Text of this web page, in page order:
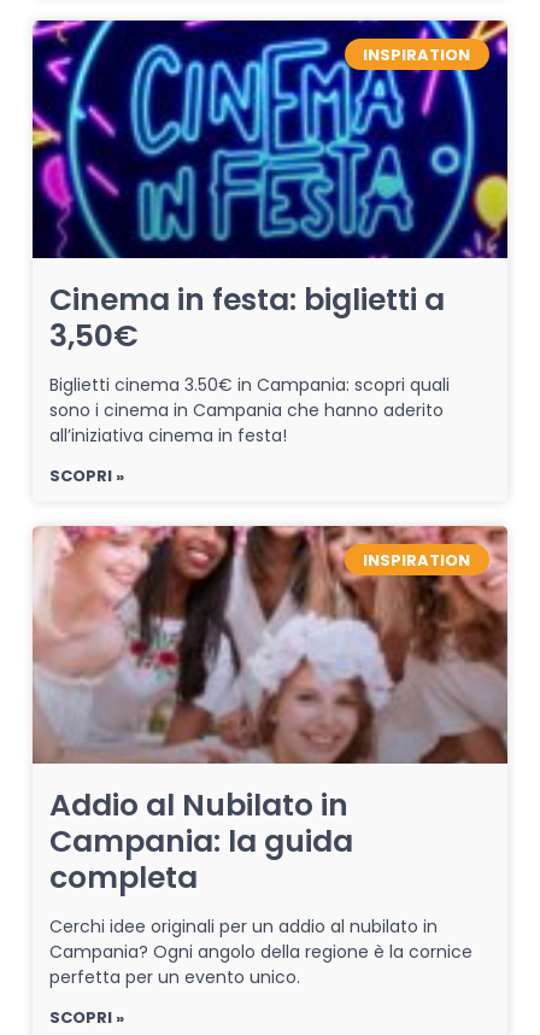
INSPIRATION
Cinema in festa: biglietti a
3,50€
Biglietti cinema 3.50€ in Campania: scopri quali
sono i cinema in Campania che hanno aderito
all’iniziativa cinema in festa!
SCOPRI »
INSPIRATION
Addio al Nubilato in
Campania: la guida
completa
Cerchi idee originali per un addio al nubilato in
Campania? Ogni angolo della regione è la cornice
perfetta per un evento unico.
SCOPRI »